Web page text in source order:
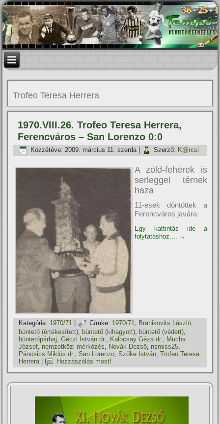
Trofeo Teresa Herrera
1970.VIII.26. Trofeo Teresa Herrera,
Ferencváros – San Lorenzo 0:0
Közzétéve: 2009. március 11. szerda| Szerző: K@rcsi
A zöld-fehérek is
serleggel térnek
haza
11-esek döntöttek a
Ferencváros javára
Egy kattintás ide a
folytatáshoz.... →
Kategória: 1970/71 | Címke: 1970/71, Branikovits László,
büntető (értékesí­tett)
büntető (kihagyott) büntető (védett)
büntetőpárbaj ,Géczi István dr. Kalocsay Géza dr.
Mucha
József nemzetközi mérkőzés Novák Dezső nsmiss25
Páncsics Miklós dr.
,San Lorenzo ,Szőke István ,Trofeo Teresa
Herrera| Hozzászólás most!